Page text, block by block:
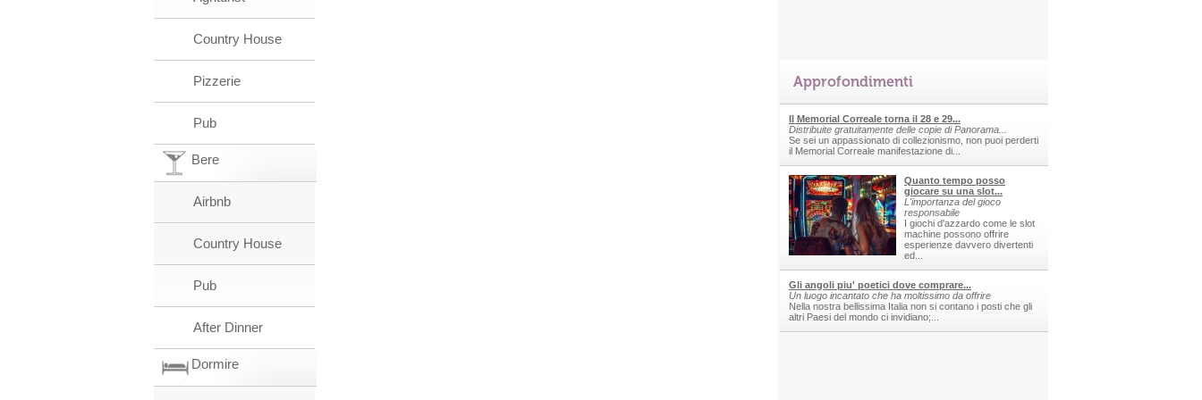
Country House
Pizzerie
Pub
Bere
Airbnb
Country House
Pub
After Dinner
Dormire
Approfondimenti
Il Memorial Correale torna il 28 e 29...
Distribuite gratuitamente delle copie di Panorama...
Se sei un appassionato di collezionismo, non puoi perderti
il Memorial Correale manifestazione di...
Quanto tempo posso
giocare su una slot...
L'importanza del gioco
responsabile
I giochi d'azzardo come le slot
machine possono offrire
esperienze davvero divertenti
ed...
Gli angoli piu' poetici dove comprare...
Un luogo incantato che ha moltissimo da offrire
Nella nostra bellissima Italia non si contano i posti che gli
altri Paesi del mondo ci invidiano;...